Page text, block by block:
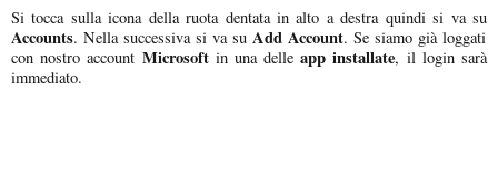
Si tocca sulla icona della ruota dentata in alto a destra quindi si va su
Accounts. Nella successiva si va su Add Account. Se siamo già loggati
con nostro account Microsoftin una delleapp installate, il login sarà
immediato.